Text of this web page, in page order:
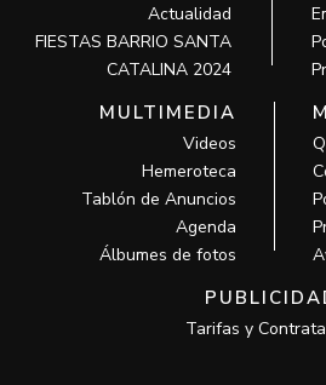
Actualidad
FIESTAS BARRIO SANTA
CATALINA 2024
MULTIMEDIA
Videos
Hemeroteca
Tablón de Anuncios
Agenda
Álbumes de fotos
Tarifas y